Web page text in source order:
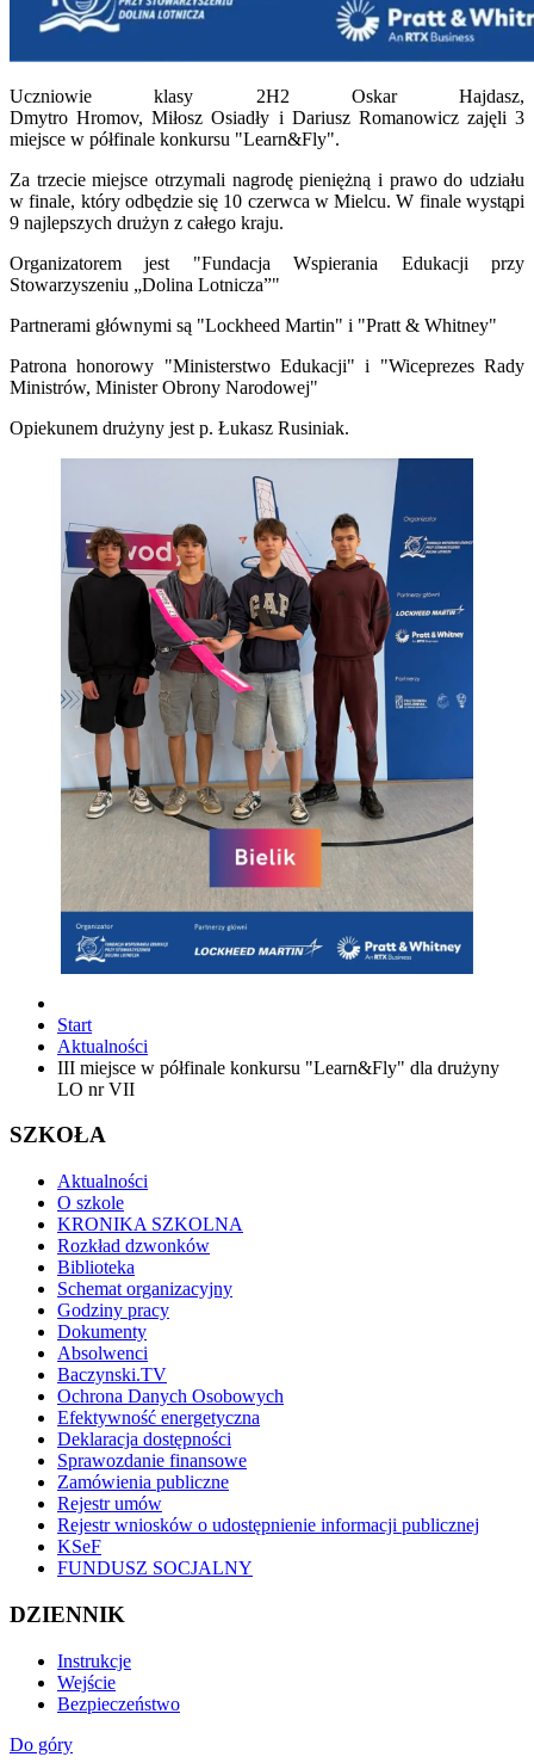
Uczniowie klasy 2H2 Oskar Hajdasz,
Dmytro Hromov, Miłosz Osiadły i Dariusz Romanowicz zajęli 3
miejsce w półfinale konkursu "Learn&Fly".
Za trzecie miejsce otrzymali nagrodę pieniężną i prawo do udziału
w finale, który odbędzie się 10 czerwca w Mielcu. W finale wystąpi
9 najlepszych drużyn z całego kraju.
Organizatorem jest "Fundacja Wspierania Edukacji przy
Stowarzyszeniu „Dolina Lotnicza”"
Partnerami głównymi są "Lockheed Martin" i "Pratt & Whitney"
Patrona honorowy "Ministerstwo Edukacji" i "Wiceprezes Rady
Ministrów, Minister Obrony Narodowej"
Opiekunem drużyny jest p. Łukasz Rusiniak.
Start
Aktualności
III miejsce w półfinale konkursu "Learn&Fly" dla drużyny
LO nr VII
SZKOŁA
Aktualności
O szkole
KRONIKA SZKOLNA
Rozkład dzwonków
Biblioteka
Schemat organizacyjny
Godziny pracy
Dokumenty
Absolwenci
Baczynski.TV
Ochrona Danych Osobowych
Efektywność energetyczna
Deklaracja dostępności
Sprawozdanie finansowe
Zamówienia publiczne
Rejestr umów
Rejestr wniosków o udostępnienie informacji publicznej
KSeF
FUNDUSZ SOCJALNY
DZIENNIK
Instrukcje
Wejście
Bezpieczeństwo
Do góry